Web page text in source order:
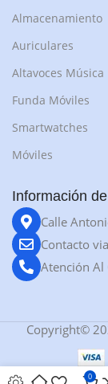
Almacenamiento
Auriculares
Altavoces Música
Funda Móviles
Smartwatches
Móviles
Información
Calle
Contacto
Atención Al
Copyright©
0